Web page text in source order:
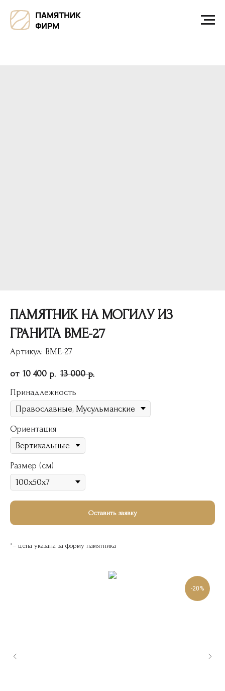
ПАМЯТНИК НА МОГИЛУ ИЗ
ГРАНИТА ВМЕ-27
Артикул: ВМЕ-27
10 400 р. 13 000 р.
Принадлежность
Ориентация
Размер (см)
Оставить заявку
*– цена указана за форму памятника
-20%